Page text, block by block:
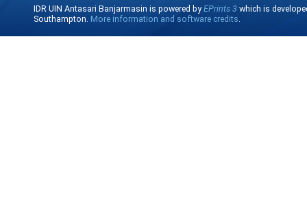
IDR UIN Antasari Banjarmasin is powered byEPrints 3 which is
Southampton. More information and software credits.